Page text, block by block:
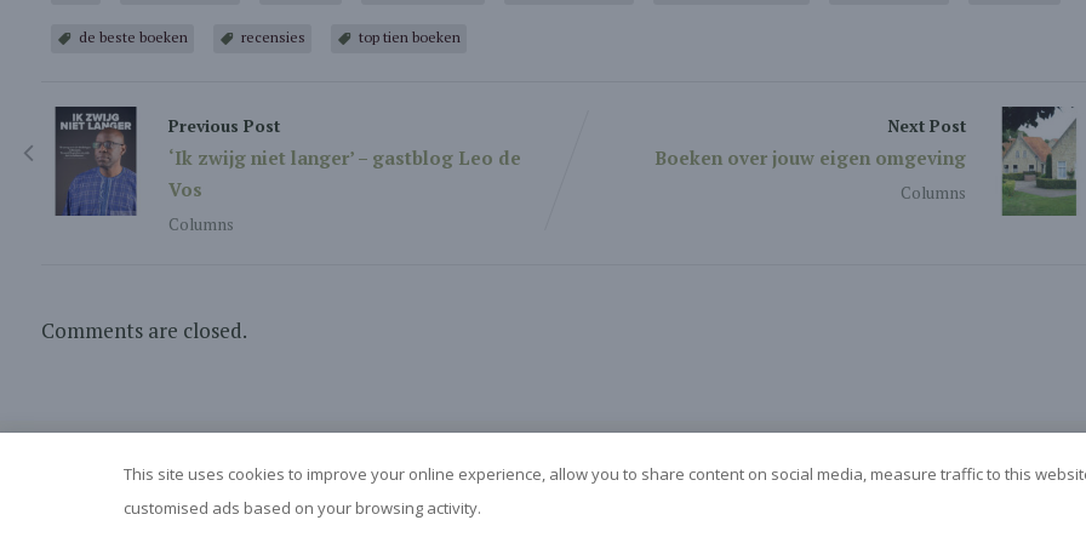
de beste boeken recensies top tien boeken
Previous Post
‘Ik zwijg niet langer’ – gastblog Leo de
Vos
Columns
Next Post
Boeken over jouw eigen omgeving
Columns
Comments are closed.
This site uses cookies to improve your online experience, allow you to share content on social media, measure traffic to this
customised ads based on your browsing activity.